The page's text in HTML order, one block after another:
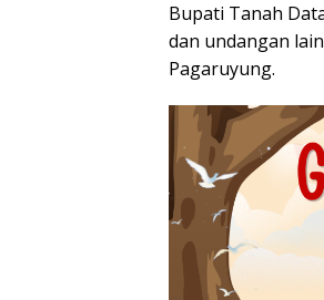
Bupati Tanah
dan undangan
Pagaruyung.